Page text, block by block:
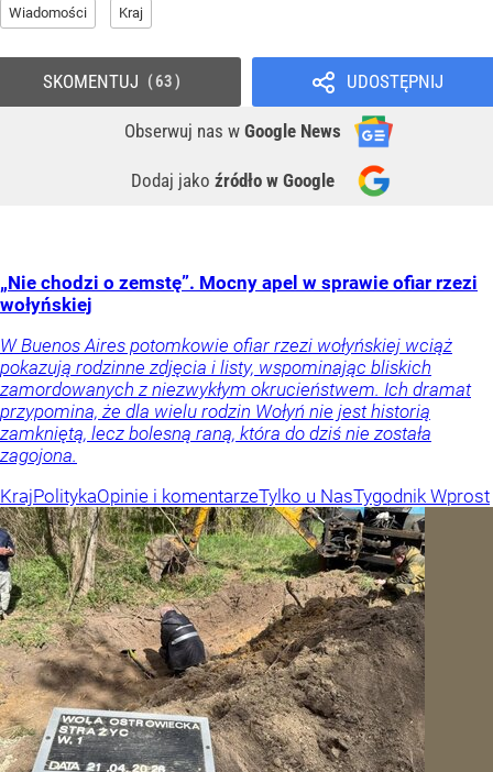
Wiadomości Kraj
UDOSTĘPNIJ
Obserwuj nas w Google News
Dodaj jako źródło w Google
SKOMENTUJ 63
„Nie chodzi o zemstę”. Mocny apel w sprawie ofiar rzezi
wołyńskiej
W Buenos Aires potomkowie ofiar rzezi wołyńskiej wciąż
pokazują rodzinne zdjęcia i listy, wspominając bliskich
zamordowanych z niezwykłym okrucieństwem. Ich dramat
przypomina, że dla wielu rodzin Wołyń nie jest historią
zamkniętą, lecz bolesną raną, która do dziś nie została
zagojona.
KrajPolitykaOpinie i komentarzeTylko u NasTygodnik Wprost